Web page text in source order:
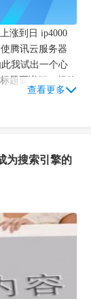
涨到日 ip4000
腾讯云服务器
我试出一个心
题要详细，标签
查看更多
为搜索引擎的